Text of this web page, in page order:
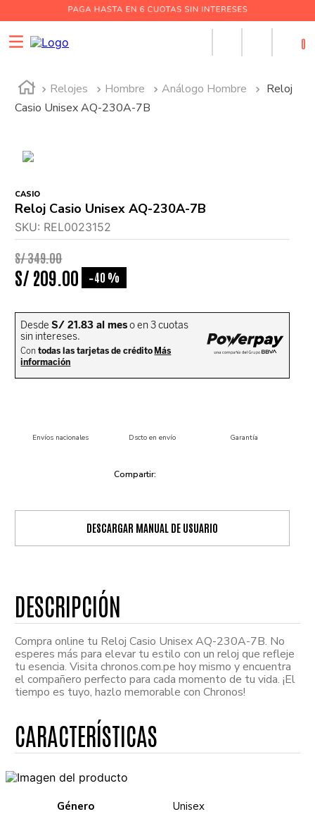
0
Relojes Hombre Análogo Hombre
Reloj
Casio Unisex AQ-230A-7B
CASIO
Reloj Casio Unisex AQ-230A-7B
SKU: REL0023152
S/349.00
S/ 209 00 -40 %
Envíos nacionales Dscto en envío Garantía
DESCARGAR MANUAL DE USUARIO
Compra online tu Reloj Casio Unisex AQ-230A-7B. No
esperes más para elevar tu estilo con un reloj que refleje
tu esencia. Visita chronos.com.pe hoy mismo y encuentra
el compañero perfecto para cada momento de tu vida. ¡El
tiempo es tuyo, hazlo memorable con Chronos!
Género
Unisex